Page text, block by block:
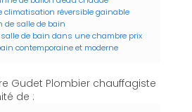
climatisation réversible gainable
de salle de bain
de bain dans une chambre prix
contemporaine et moderne
Gudet Plombier chauffagiste
de :